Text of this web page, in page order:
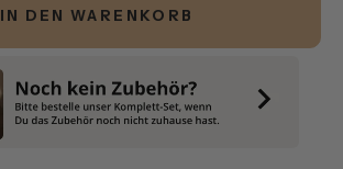
IN DEN WARENKORB